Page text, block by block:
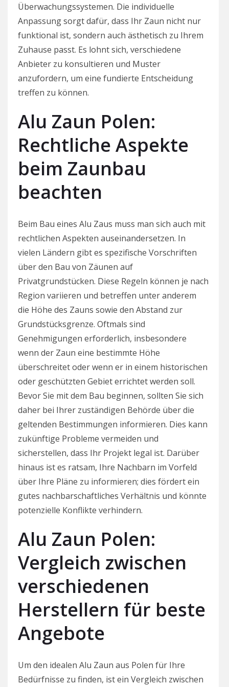
Überwachungssystemen. Die individuelle
Anpassung sorgt dafür, dass Ihr Zaun nicht nur
funktional ist, sondern auch ästhetisch zu Ihrem
Zuhause passt. Es lohnt sich, verschiedene
Anbieter zu konsultieren und Muster
anzufordern, um eine fundierte Entscheidung
treffen zu können.
Alu Zaun Polen:
Rechtliche Aspekte
beim Zaunbau
beachten
Beim Bau eines Alu Zaus muss man sich auch mit
rechtlichen Aspekten auseinandersetzen. In
vielen Ländern gibt es spezifische Vorschriften
über den Bau von Zäunen auf
Privatgrundstücken. Diese Regeln können je nach
Region variieren und betreffen unter anderem
die Höhe des Zauns sowie den Abstand zur
Grundstücksgrenze. Oftmals sind
Genehmigungen erforderlich, insbesondere
wenn der Zaun eine bestimmte Höhe
überschreitet oder wenn er in einem historischen
oder geschützten Gebiet errichtet werden soll.
Bevor Sie mit dem Bau beginnen, sollten Sie sich
daher bei Ihrer zuständigen Behörde über die
geltenden Bestimmungen informieren. Dies kann
zukünftige Probleme vermeiden und
sicherstellen, dass Ihr Projekt legal ist. Darüber
hinaus ist es ratsam, Ihre Nachbarn im Vorfeld
über Ihre Pläne zu informieren; dies fördert ein
gutes nachbarschaftliches Verhältnis und könnte
potenzielle Konflikte verhindern.
Alu Zaun Polen:
Vergleich zwischen
verschiedenen
Herstellern für beste
Angebote
Um den idealen Alu Zaun aus Polen für Ihre
Bedürfnisse zu finden, ist ein Vergleich zwischen